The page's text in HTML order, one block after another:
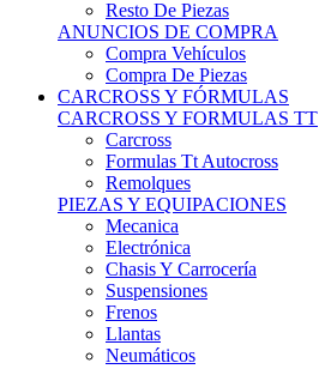
Resto De Piezas
ANUNCIOS DE COMPRA
Compra Vehículos
Compra De Piezas
CARCROSS Y FÓRMULAS
CARCROSS Y FORMULAS TT
Carcross
Formulas Tt Autocross
Remolques
PIEZAS Y EQUIPACIONES
Mecanica
Electrónica
Chasis Y Carrocería
Suspensiones
Frenos
Llantas
Neumáticos